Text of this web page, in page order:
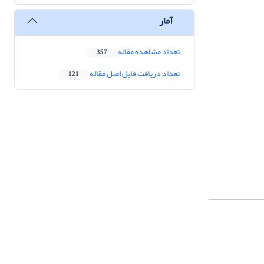
آمار
تعداد مشاهده مقاله 357
تعداد دریافت فایل اصل مقاله 121